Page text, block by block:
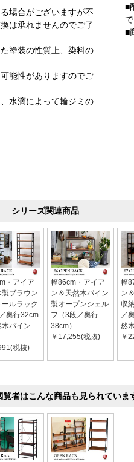
■
■
場合がございますが不
は承れませんのでご了
塗装の性質上、染料の
能性がありますのでご
水滴によって輪ジミの
シリーズ関連商品
・アイア
製ブラウン
ルラック
／奥行32cm
木パイン
税抜)
幅86cm・アイア
ン＆天然木パイン
製オープンシェル
フ（3段／奥行
38cm）
￥17,255(税抜)
幅
ン
収
／
然
￥
覧者はこんな商品も見られていま